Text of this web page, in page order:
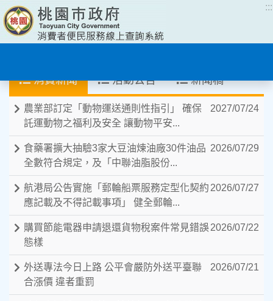
:::
消費新聞 活動公告 新聞稿
農業部訂定「動物運送通則性指引」 確保
託運動物之福利及安全 讓動物平安...
2027/07/24
食藥署擴大抽驗3家大豆油煉油廠30件油品
全數符合規定，及「中聯油脂股份...
2026/07/29
航港局公告實施「郵輪船票服務定型化契約
應記載及不得記載事項」 健全郵輪...
2026/07/27
購買節能電器申請退還貨物稅案件常見錯誤
態樣
2026/07/22
外送專法今日上路 公平會嚴防外送平臺聯
合漲價 違者重罰
2026/07/21